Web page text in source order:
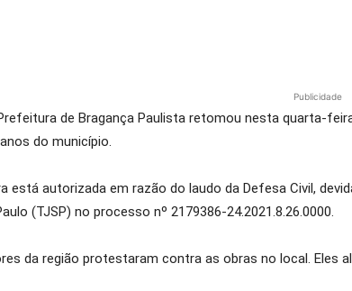
Publicidade
de Bragança Paulista retomou nesta quarta-
do município.
está autorizada em razão do laudo da Defesa Civil,
(TJSP) no processo nº 2179386-24.2021.8.26.0000.
da região protestaram contra as obras no local. Eles